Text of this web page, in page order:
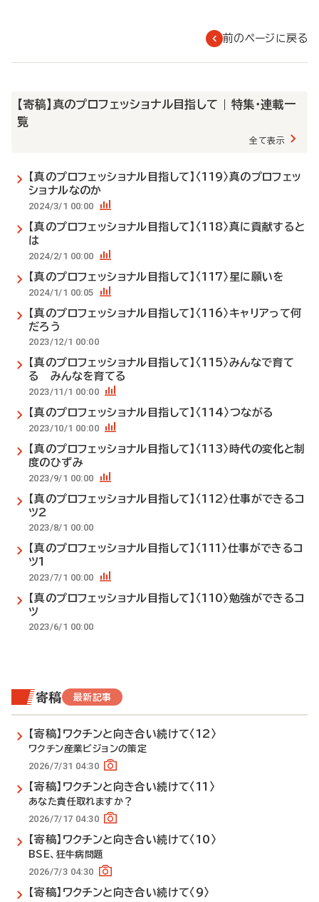
前のページに戻る
【寄稿】真のプロフェッショナル目指して | 特集・連載一
覧
全て表示
【真のプロフェッショナル目指して】〈119〉真のプロフェッ
ショナルなのか
2024/3/1 00:00
【真のプロフェッショナル目指して】〈118〉真に貢献すると
は
2024/2/1 00:00
【真のプロフェッショナル目指して】〈117〉星に願いを
2024/1/1 00:05
【真のプロフェッショナル目指して】〈116〉キャリアって何
だろう
2023/12/1 00:00
【真のプロフェッショナル目指して】〈115〉みんなで育て
る みんなを育てる
2023/11/1 00:00
【真のプロフェッショナル目指して】〈114〉つながる
2023/10/1 00:00
【真のプロフェッショナル目指して】〈113〉時代の変化と制
度のひずみ
2023/9/1 00:00
【真のプロフェッショナル目指して】〈112〉仕事ができるコ
ツ2
2023/8/1 00:00
【真のプロフェッショナル目指して】〈111〉仕事ができるコ
ツ1
2023/7/1 00:00
【真のプロフェッショナル目指して】〈110〉勉強ができるコ
ツ
2023/6/1 00:00
寄稿 最新記事
【寄稿】ワクチンと向き合い続けて〈12〉
ワクチン産業ビジョンの策定
2026/7/31 04:30
【寄稿】ワクチンと向き合い続けて〈11〉
あなた責任取れますか？
2026/7/17 04:30
【寄稿】ワクチンと向き合い続けて〈10〉
BSE、狂牛病問題
2026/7/3 04:30
【寄稿】ワクチンと向き合い続けて〈9〉